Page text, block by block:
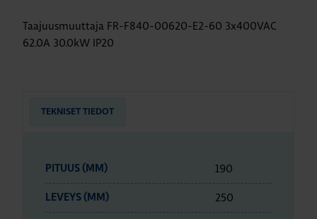
Taajuusmuuttaja FR-F840-00620-E2-60 3x400VAC
62.0A 30.0kW IP20
TEKNISET TIEDOT
PITUUS (MM) 190
LEVEYS (MM) 250